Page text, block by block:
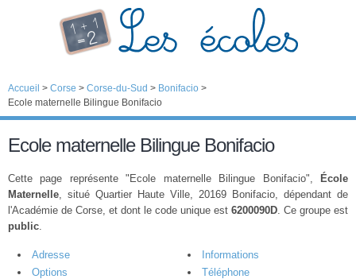
Accueil > Corse > Corse-du-Sud > Bonifacio >
Ecole maternelle Bilingue Bonifacio
Ecole maternelle Bilingue Bonifacio
Cette page représente "Ecole maternelle Bilingue Bonifacio",
École
Maternelle, situé Quartier Haute Ville, 20169 Bonifacio, dépendant de
l'Académie de Corse, et dont le code unique est 6200090D. Ce groupe est
public.
Adresse
Informations
Options
Téléphone